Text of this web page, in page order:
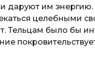
им энергию.
целебными
Тельцам было бы